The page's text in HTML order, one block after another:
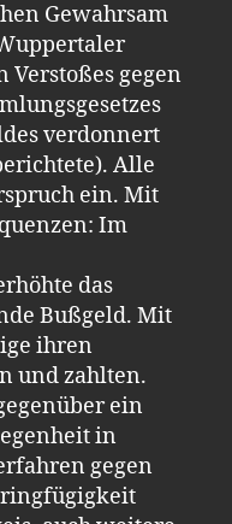
Gewahrsam
Verstoßes gegen
verdonnert
Alle
ein. Mit
Im
das
Bußgeld. Mit
ihren
und zahlten.
ein
in
gegen